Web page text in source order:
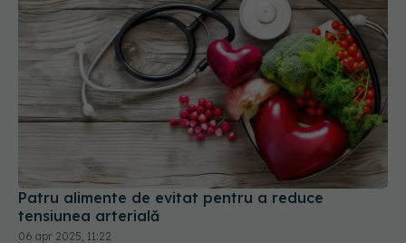
Patru alimente de evitat pentru a reduce
tensiunea arterială
06 apr 2025, 11:22